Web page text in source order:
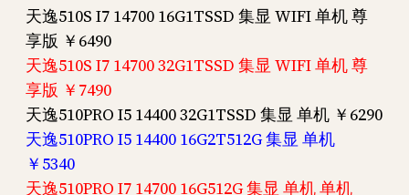
天逸510S I7 14700 16G1TSSD 集显 WIFI 单机 尊
享版 ￥6490
天逸510S I7 14700 32G1TSSD 集显 WIFI 单机 尊
享版 ￥7490
天逸510PRO I5 14400 32G1TSSD 集显 单机 ￥6290
天逸510PRO I5 14400 16G2T512G 集显 单机
￥5340
天逸510PRO I7 14700 16G512G 集显 单机 单机